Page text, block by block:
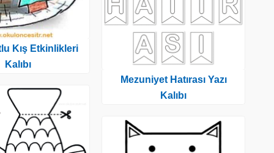
Kış Etkinlikleri
Kalıbı
Mezuniyet Hatırası Yazı
Kalıbı